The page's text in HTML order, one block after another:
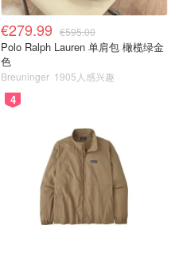
€279.99 €595.00
Polo Ralph Lauren 单肩包 橄榄绿金
色
Breuninger 1905人感兴趣
4